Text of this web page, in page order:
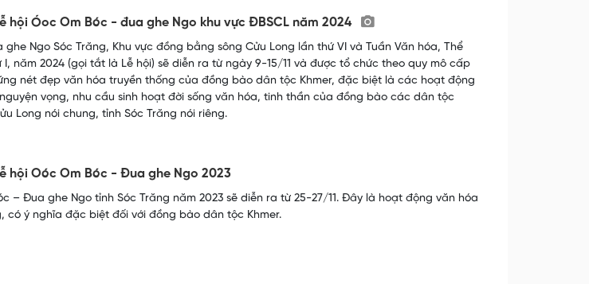
hội Óoc Om Bóc - đua ghe Ngo khu vực ĐBSCL năm 2024
Ngo Sóc Trăng, Khu vực đồng bằng sông Cửu Long lần thứ VI và Tuần Văn hóa, Thể
năm 2024 (gọi tắt là Lễ hội) sẽ diễn ra từ ngày 9-15/11 và được tổ chức theo quy mô cấp
nét đẹp văn hóa truyền thống của đồng bào dân tộc Khmer, đặc biệt là các hoạt động
vọng, nhu cầu sinh hoạt đời sống văn hóa, tinh thần của đồng bào các dân tộc
Long nói chung, tỉnh Sóc Trăng nói riêng.
hội Oóc Om Bóc - Đua ghe Ngo 2023
– Đua ghe Ngo tỉnh Sóc Trăng năm 2023 sẽ diễn ra từ 25-27/11. Đây là hoạt động văn hóa
có ý nghĩa đặc biệt đối với đồng bào dân tộc Khmer.